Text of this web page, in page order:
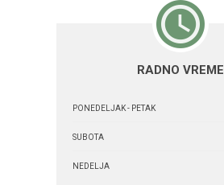
RADNO VREME
PONEDELJAK - PETAK
SUBOTA
NEDELJA